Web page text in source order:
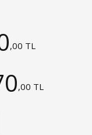
,00 TL
,00 TL